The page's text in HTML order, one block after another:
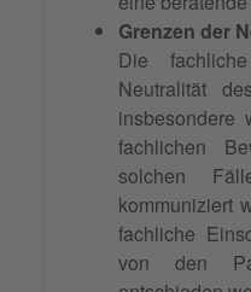
Grenzen der
Die
Neutralität
insbesondere
fachlichen
solchen
kommuniziert
fachliche
von den